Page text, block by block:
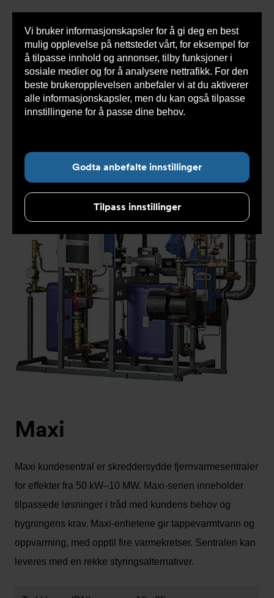
Vi bruker informasjonskapsler for å gi deg en best
mulig opplevelse på nettstedet vårt, for eksempel for
å tilpasse innhold og annonser, tilby funksjoner i
sosiale medier og for å analysere nettrafikk. For den
beste brukeropplevelsen anbefaler vi at du aktiverer
alle informasjonskapsler, men du kan også tilpasse
innstillingene for å passe dine behov.
Godta anbefalte innstillinger
Tilpass innstillinger
Du
her:
Armatec > Produkter > Prefabrikerte systemer
>
Fjernvarmesentraler - kundeunike systemer
> Maxi
Maxi
Maxi kundesentral er skreddersydde fjernvarmesentraler
for effekter fra 50 kW–10 MW. Maxi-serien inneholder
tilpassede løsninger i tråd med kundens behov og
bygningens krav. Maxi-enhetene gir tappevarmtvann og
oppvarming, med opptil fire varmekretser. Sentralen kan
leveres med en rekke styringsalternativer.